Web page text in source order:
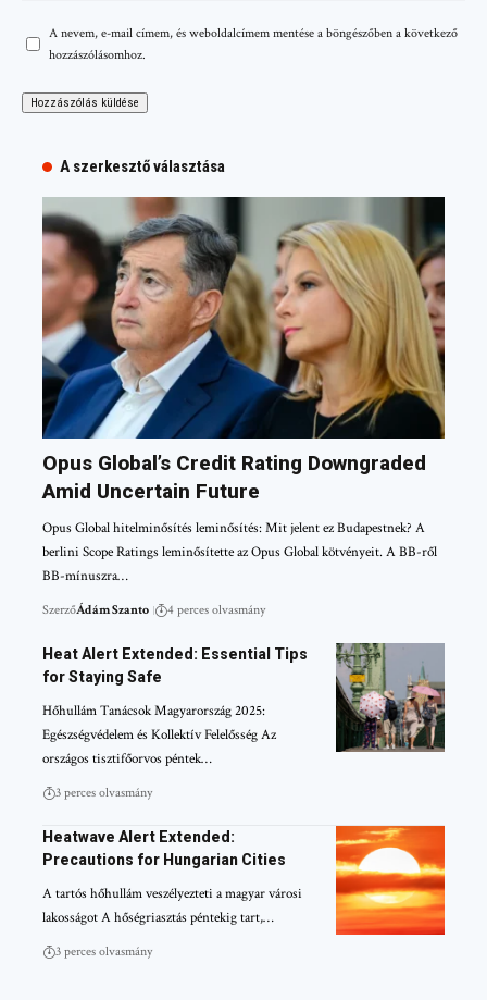
A nevem, e-mail címem, és weboldalcímem mentése a böngészőben a következő
hozzászólásomhoz.
A szerkesztő választása
Opus Global’s Credit Rating Downgraded
Amid Uncertain Future
Opus Global hitelminősítés leminősítés: Mit jelent ez Budapestnek? A
berlini Scope Ratings leminősítette az Opus Global kötvényeit. A BB-ről
BB-mínuszra…
SzerzőÁdám Szanto 4 perces olvasmány
Heat Alert Extended: Essential Tips
for Staying Safe
Hőhullám Tanácsok Magyarország 2025:
Egészségvédelem és Kollektív Felelősség Az
országos tisztifőorvos péntek…
3 perces olvasmány
Heatwave Alert Extended:
Precautions for Hungarian Cities
A tartós hőhullám veszélyezteti a magyar városi
lakosságot A hőségriasztás péntekig tart,…
3 perces olvasmány